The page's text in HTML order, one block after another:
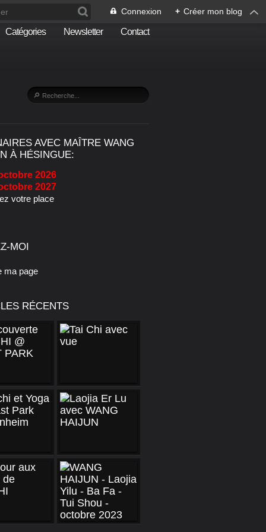
Connexion + Créer mon blog
Catégories Newsletter Contact
AVEC MAÎTRE WANG
À HÉSINGUE:
2026
2027
votre place
MOI
ma page
RÉCENTS